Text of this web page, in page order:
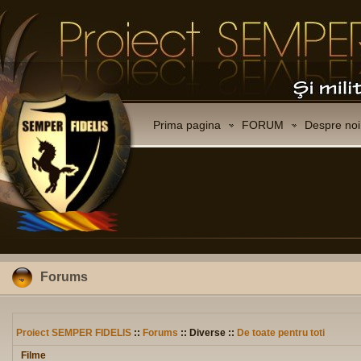
Prima pagina FORUM Despre noi
Forums
Proiect SEMPER FIDELIS :: Forums :: Diverse :: De toate pentru toti
Filme